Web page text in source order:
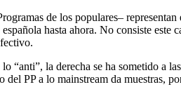
de los populares–
hasta ahora. No consiste
la derecha se ha sometido a
PP a lo mainstream da muestras,